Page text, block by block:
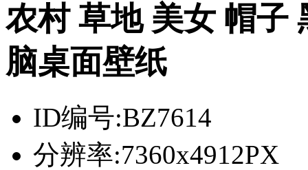
农村 草地 美女 帽子
脑桌面壁纸
ID编号:BZ7614
分辨率:7360x4912PX